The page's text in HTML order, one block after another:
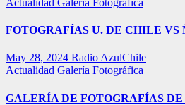
FOTOGRAFÍAS U. DE CHILE VS
May 28, 2024 Radio AzulChile
Actualidad Galería Fotográfica
GALERÍA DE FOTOGRAFÍAS